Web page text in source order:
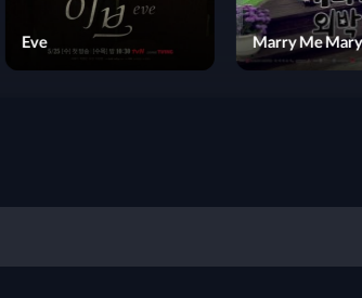
Eve
Wonderful World